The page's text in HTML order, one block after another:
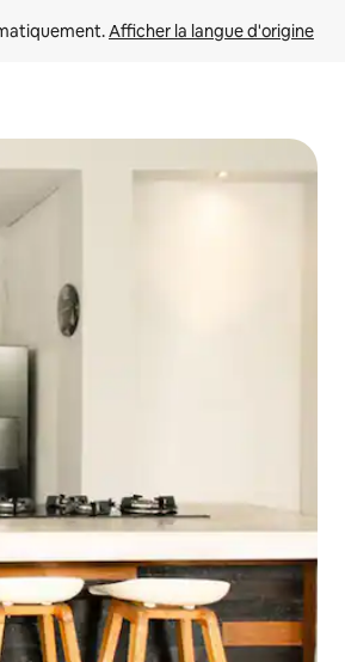
Afficher la langue d'origine
ou en appuyant et en faisant glisser.